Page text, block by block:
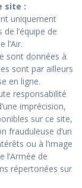
site :
uniquement
l’équipe de
l’Air.
sont données à
sont par ailleurs
en ligne.
responsabilité
imprécision,
sur ce site,
frauduleuse d’un
ou à l’image
l’Armée de
répertoriées sur